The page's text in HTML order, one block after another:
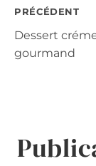
de
PRÉCÉDENT
Dessert
gourmand